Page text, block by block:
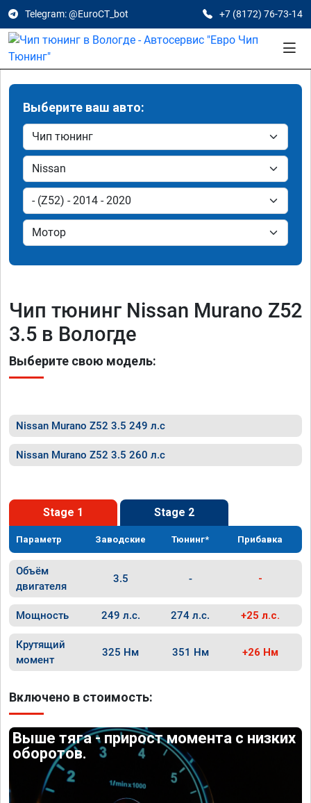
Telegram: @EuroCT_bot +7 (8172) 76-73-14
Выберите ваш авто:
Чип тюнинг Nissan Murano Z52
3.5 в Вологде
Выберите свою модель:
Nissan Murano Z52 3.5 249 л.с
Nissan Murano Z52 3.5 260 л.с
Stage 1 Stage 2
Параметр Заводские Тюнинг* Прибавка
Объём
двигателя
3.5 - -
Мощность 249 л.с. 274 л.с. +25 л.с.
Крутящий
момент
325 Нм 351 Нм +26 Нм
Включено в стоимость:
Выше тяга - прирост момента с низких
оборотов.